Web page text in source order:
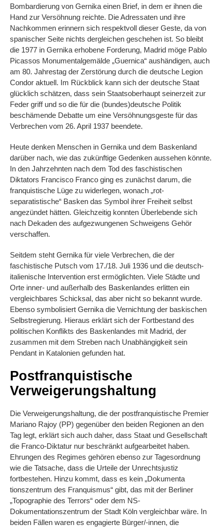
Bombardierung von Gernika einen Brief, in dem er ihnen die
Hand zur Versöhnung reichte. Die Adressaten und ihre
Nachkommen erinnern sich respektvoll dieser Geste, da von
spanischer Seite nichts dergleichen geschehen ist. So bleibt
die 1977 in Gernika erhobene Forderung, Madrid möge Pablo
Picassos Monumentalgemälde „Guernica“ aushändigen, auch
am 80. Jahrestag der Zerstörung durch die deutsche Legion
Condor aktuell. Im Rückblick kann sich der deutsche Staat
glücklich schätzen, dass sein Staatsoberhaupt seinerzeit zur
Feder griff und so die für die (bundes)deutsche Politik
beschämende Debatte um eine Versöhnungsgeste für das
Verbrechen vom 26. April 1937 beendete.
Heute denken Menschen in Gernika und dem Baskenland
darüber nach, wie das zukünftige Gedenken aussehen könnte.
In den Jahrzehnten nach dem Tod des faschistischen
Diktators Francisco Franco ging es zunächst darum, die
franquistische Lüge zu widerlegen, wonach „rot-
separatistische“ Basken das Symbol ihrer Freiheit selbst
angezündet hätten. Gleichzeitig konnten Überlebende sich
nach Dekaden des aufgezwungenen Schweigens Gehör
verschaffen.
Seitdem steht Gernika für viele Verbrechen, die der
faschistische Putsch vom 17./18. Juli 1936 und die deutsch-
italienische Intervention erst ermöglichten. Viele Städte und
Orte inner- und außerhalb des Baskenlandes erlitten ein
vergleichbares Schicksal, das aber nicht so bekannt wurde.
Ebenso symbolisiert Gernika die Vernichtung der baskischen
Selbstregierung. Hieraus erklärt sich der Fortbestand des
politischen Konflikts des Baskenlandes mit Madrid, der
zusammen mit dem Streben nach Unabhängigkeit sein
Pendant in Katalonien gefunden hat.
Postfranquistische
Verweigerungshaltung
Die Verweigerungshaltung, die der postfranquistische Premier
Mariano Rajoy (PP) gegenüber den beiden Regionen an den
Tag legt, erklärt sich auch daher, dass Staat und Gesellschaft
die Franco-Diktatur nur beschränkt aufgearbeitet haben.
Ehrungen des Regimes gehören ebenso zur Tagesordnung
wie die Tatsache, dass die Urteile der Unrechtsjustiz
fortbestehen. Hinzu kommt, dass es kein „Dokumenta
tionszentrum des Franquismus“ gibt, das mit der Berliner
„Topographie des Terrors“ oder dem NS-
Dokumentationszentrum der Stadt Köln vergleichbar wäre. In
beiden Fällen waren es engagierte Bürger/-innen, die